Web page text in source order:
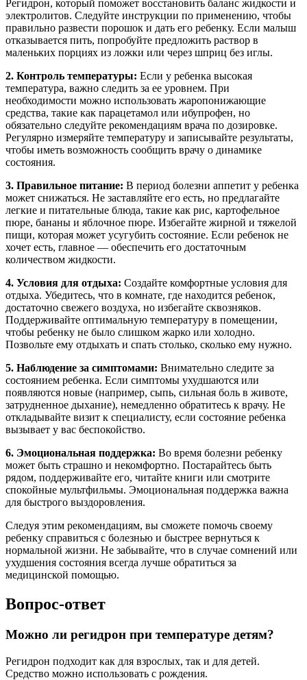
Регидрон, который поможет восстановить баланс жидкости и
электролитов. Следуйте инструкции по применению, чтобы
правильно развести порошок и дать его ребенку. Если малыш
отказывается пить, попробуйте предложить раствор в
маленьких порциях из ложки или через шприц без иглы.
2. Контроль температуры: Если у ребенка высокая
температура, важно следить за ее уровнем. При
необходимости можно использовать жаропонижающие
средства, такие как парацетамол или ибупрофен, но
обязательно следуйте рекомендациям врача по дозировке.
Регулярно измеряйте температуру и записывайте результаты,
чтобы иметь возможность сообщить врачу о динамике
состояния.
3. Правильное питание: В период болезни аппетит у ребенка
может снижаться. Не заставляйте его есть, но предлагайте
легкие и питательные блюда, такие как рис, картофельное
пюре, бананы и яблочное пюре. Избегайте жирной и тяжелой
пищи, которая может усугубить состояние. Если ребенок не
хочет есть, главное — обеспечить его достаточным
количеством жидкости.
4. Условия для отдыха: Создайте комфортные условия для
отдыха. Убедитесь, что в комнате, где находится ребенок,
достаточно свежего воздуха, но избегайте сквозняков.
Поддерживайте оптимальную температуру в помещении,
чтобы ребенку не было слишком жарко или холодно.
Позвольте ему отдыхать и спать столько, сколько ему нужно.
5. Наблюдение за симптомами: Внимательно следите за
состоянием ребенка. Если симптомы ухудшаются или
появляются новые (например, сыпь, сильная боль в животе,
затрудненное дыхание), немедленно обратитесь к врачу. Не
откладывайте визит к специалисту, если состояние ребенка
вызывает у вас беспокойство.
6. Эмоциональная поддержка: Во время болезни ребенку
может быть страшно и некомфортно. Постарайтесь быть
рядом, поддерживайте его, читайте книги или смотрите
спокойные мультфильмы. Эмоциональная поддержка важна
для быстрого выздоровления.
Следуя этим рекомендациям, вы сможете помочь своему
ребенку справиться с болезнью и быстрее вернуться к
нормальной жизни. Не забывайте, что в случае сомнений или
ухудшения состояния всегда лучше обратиться за
медицинской помощью.
Вопрос-ответ
Можно ли регидрон при температуре детям?
Регидрон подходит как для взрослых, так и для детей.
Средство можно использовать с рождения.